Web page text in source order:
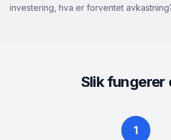
investering, hva er forventet
Slik fungerer
1